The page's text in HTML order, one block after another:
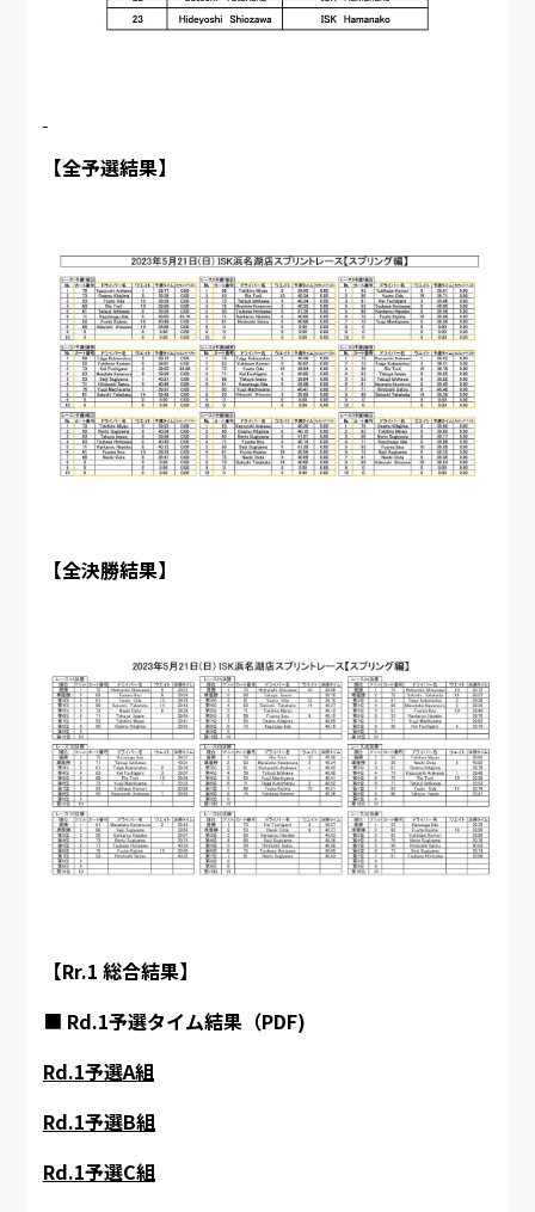
【全予選結果】
【全決勝結果】
【Rr.1 総合結果】
■ Rd.1予選タイム結果（PDF)
Rd.1予選A組
Rd.1予選B組
Rd.1予選C組